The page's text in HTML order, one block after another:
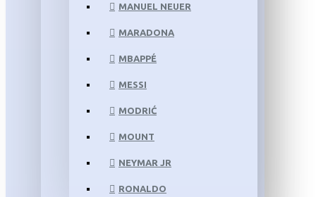
MANUEL NEUER
MARADONA
MBAPPÉ
MESSI
MODRIĆ
MOUNT
NEYMAR JR
RONALDO